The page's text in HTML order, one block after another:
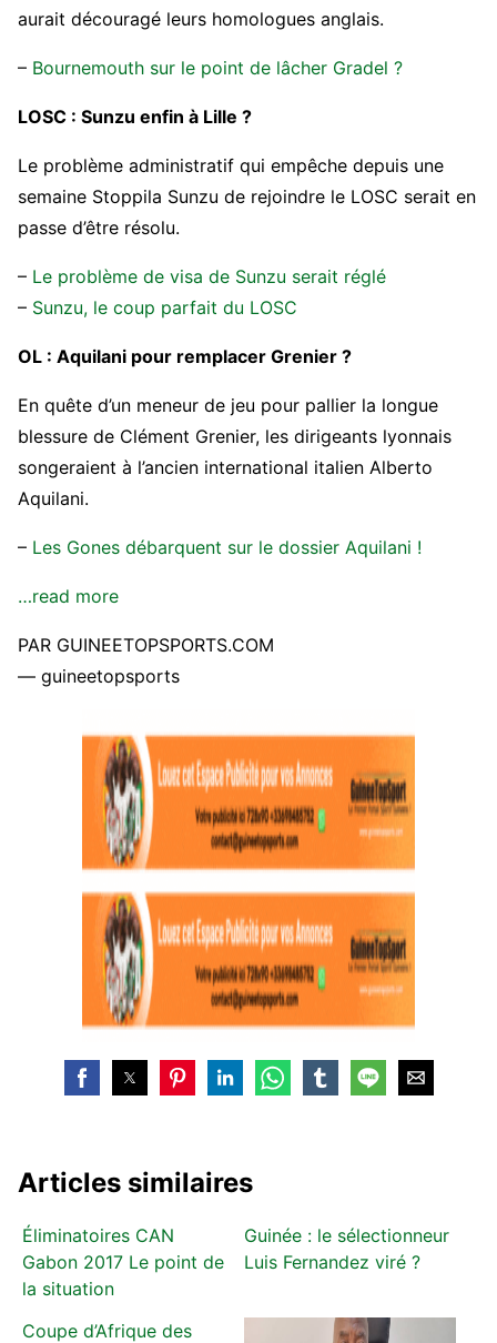
aurait découragé leurs homologues anglais.
– Bournemouth sur le point de lâcher Gradel ?
LOSC : Sunzu enfin à Lille ?
Le problème administratif qui empêche depuis une
semaine Stoppila Sunzu de rejoindre le LOSC serait en
passe d’être résolu.
– Le problème de visa de Sunzu serait réglé
– Sunzu, le coup parfait du LOSC
OL : Aquilani pour remplacer Grenier ?
En quête d’un meneur de jeu pour pallier la longue
blessure de Clément Grenier, les dirigeants lyonnais
songeraient à l’ancien international italien Alberto
Aquilani.
– Les Gones débarquent sur le dossier Aquilani !
…read more
PAR GUINEETOPSPORTS.COM
— guineetopsports
Articles similaires
Éliminatoires CAN
Gabon 2017 Le point de
la situation
Guinée : le sélectionneur
Luis Fernandez viré ?
Coupe d’Afrique des